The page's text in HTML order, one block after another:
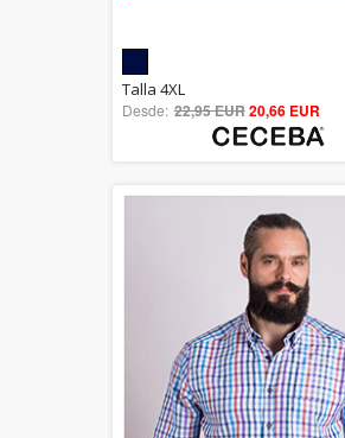
out of 5
Talla 4XL
Desde: 22,95 EUR20,66 EUR